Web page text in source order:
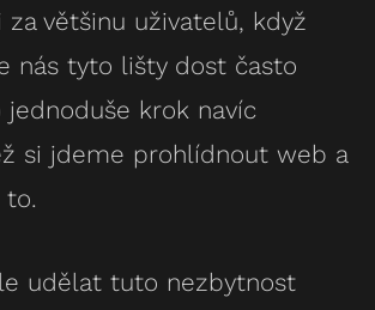
za většinu uživatelů, když
nás tyto lišty dost často
jednoduše krok navíc
si jdeme prohlídnout web a
to.
udělat tuto nezbytnost